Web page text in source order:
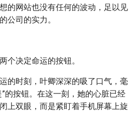
的网站也没有任何的波动，足以见
公司的实力。
个决定命运的按钮。
的时刻，叶卿深深的吸了口气，毫
的按钮。在这一刻，她的心脏已经
上双眼，而是紧盯着手机屏幕上旋